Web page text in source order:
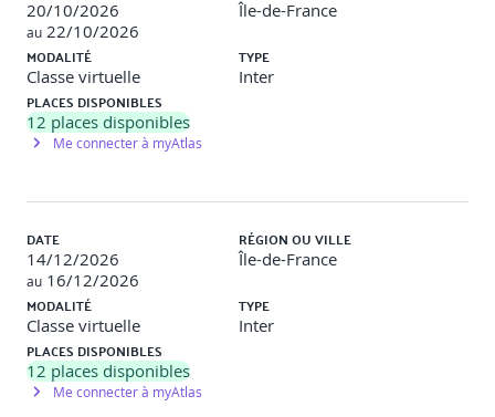
Architectures distribuées
Problématiques et objectifs
Des conjoncture cohérentes, disponibles et tolérantes
aux pannes ?
Paradigmes de calculs distribués
Les bases NoSQL et le calcul distribué
Qualité des données (Dataquality)
Liens entre infrastructure et qualité des données
Pas de qualité, pas d'analyse
Bases à chaud et à froid
Les apports d'un outil de Dataquality
Pourquoi utiliser un ETL ?
20/10/2026
au 22/10/2026
Île-de-France
MODALITÉ
Classe virtuelle
TYPE
Inter
PLACES DISPONIBLES
12 places disponibles
Me connecter à myAtlas
DATE
14/12/2026
au 16/12/2026
RÉGION OU VILLE
Île-de-France
MODALITÉ
Classe virtuelle
TYPE
Inter
PLACES DISPONIBLES
12 places disponibles
Me connecter à myAtlas